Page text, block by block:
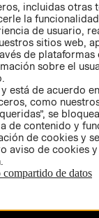
TÉRMINOS Y
CONDICIONES
AVISO DE
PRIVACIDAD
GIFT CARD
AVISO DE
COOKIES
incluidas otras
la
de usuario,
sitios web,
de plataformas
sobre el
está de acuerdo
como
se
de contenido y
de cookies y
aviso de cookies
de datos